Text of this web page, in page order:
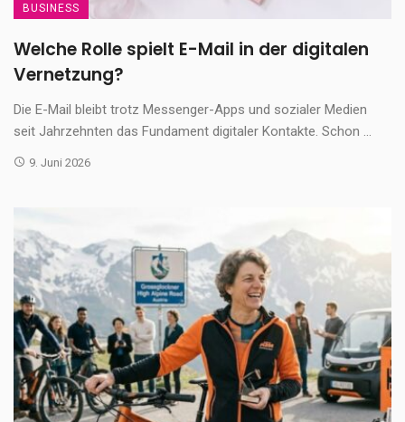
BUSINESS
Welche Rolle spielt E-Mail in der digitalen
Vernetzung?
Die E-Mail bleibt trotz Messenger-Apps und sozialer Medien
seit Jahrzehnten das Fundament digitaler Kontakte. Schon ...
9. Juni 2026